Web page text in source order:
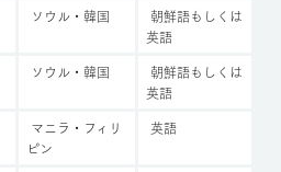
ソウル・韓国
朝鮮語もしくは
英語
ソウル・韓国
朝鮮語もしくは
英語
マニラ・フィリ
ピン
英語